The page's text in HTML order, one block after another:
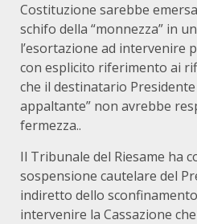
Costituzione sarebbe
schifo della “monnezza” in
l’esortazione ad intervenire
con esplicito riferimento ai
che il destinatario
appaltante” non avrebbe
fermezza..
Il Tribunale del Riesame ha
sospensione cautelare del
indiretto dello
intervenire la Cassazione